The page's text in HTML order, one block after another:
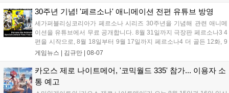
따뜻한 실천에 참여한 모든 임직원에게 감사의 뜻을 전하며 헌혈 문화
30주년 기념! '페르소나' 애니메이션 전편 유튜브 방영
세가퍼블리싱코리아가 페르소나 시리즈 30주년을 기념해 관련 애니메
이션을 유튜브에서 무료 공개합니다. 8월 31일까지 극장판 페르소나3 4
편을 시작으로, 8월 18일부터 9월 17일까지 페르소나4 더 골든 12화, 9
월 15일부터 10월 14일까지 페르소나5 시리즈가 순차 공개됩니다. 또한
영상 및 대형 전광판에 소개될 예정입니다....
게임뉴스 | 김규만 | 08-07
카오스 제로 나이트메어, '코믹월드 335' 참가... 이용자 소
통 예고